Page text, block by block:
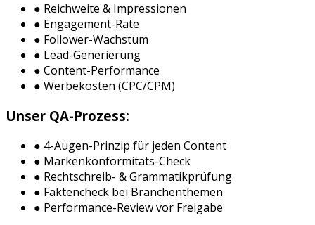
● Reichweite & Impressionen
● Engagement-Rate
● Follower-Wachstum
● Lead-Generierung
● Content-Performance
● Werbekosten (CPC/CPM)
Unser QA-Prozess:
● 4-Augen-Prinzip für jeden Content
● Markenkonformitäts-Check
● Rechtschreib- & Grammatikprüfung
● Faktencheck bei Branchenthemen
● Performance-Review vor Freigabe